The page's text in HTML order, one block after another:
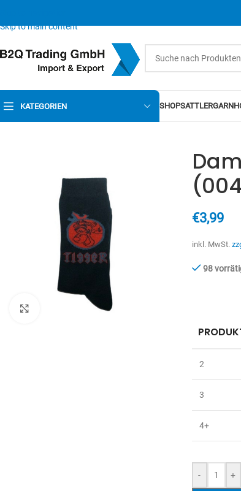
Skip to main content
KATEGORIEN SHOPSATTLERGARN
Zum Vergrößern anklicken
€3,99
inkl. MwSt.
98
- +
2
3
4+